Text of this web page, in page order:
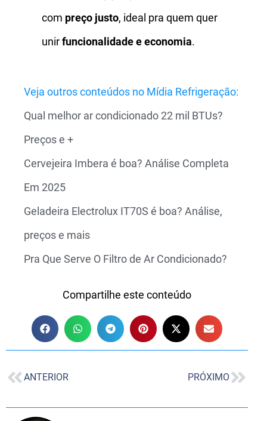
com preço justo, ideal pra quem quer
unirfuncionalidade e economia.
Veja outros conteúdos no Mídia Refrigeração:
Qual melhor ar condicionado 22 mil BTUs?
Preços e +
Cervejeira Imbera é boa? Análise Completa
Em 2025
Geladeira Electrolux IT70S é boa? Análise,
preços e mais
Pra Que Serve O Filtro de Ar Condicionado?
Compartilhe este conteúdo
ANTERIOR PRÓXIMO